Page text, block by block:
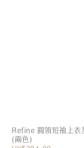
Refine 圓領短袖上衣
(兩色)